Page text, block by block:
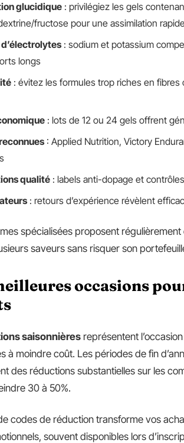
glucidique : privilégiez les gels
fructose pour une assimilation
: sodium et potassium
longs
: évitez les formules trop riches en
: lots de 12 ou 24 gels offrent
: Applied Nutrition, Victory
qualité : labels anti-dopage et
: retours d’expérience révèlent
spécialisées proposent régulièrement
saveurs sans risquer son
occasions
saisonnières représentent
à moindre coût. Les périodes de fin
des réductions substantielles sur les
30 à 50%.
codes de réduction transforme vos
souvent disponibles lors